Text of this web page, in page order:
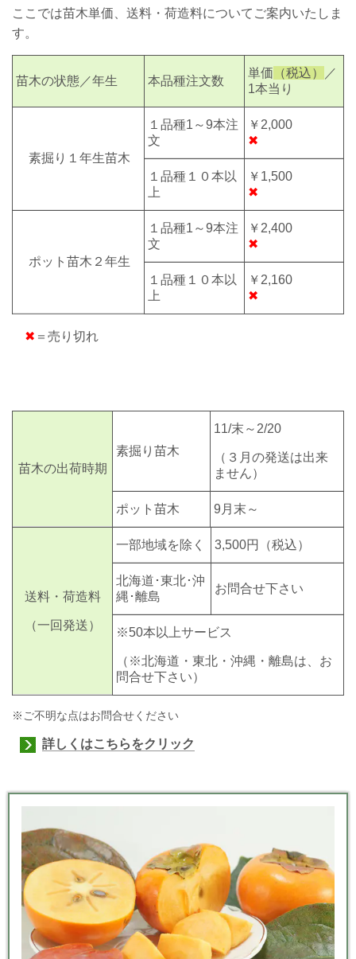
ここでは苗木単価、送料・荷造料についてご案内いたしま
す。
苗木の状態／年生 本品種注文数
単価 （税込）
／
1本当り
素掘り １年生苗木
１品種1～9本注
文
￥2,000
✖
１品種１０本以
上
￥1,500
✖
ポット苗木２年生
１品種1～9本注
文
￥2,400
✖
１品種１０本以
上
￥2,160
✖
✖ ＝売り切れ
苗木の出荷時期
素掘り苗木
11/末～2/20
（３月の発送は出来
ません）
ポット苗木 9月末～
送料・荷造料
（一回発送）
一部地域を除く 3,500円 （税込）
北海道･東北･沖
縄･離島
お問合せ下さい
※50本以上サービス
（※北海道・東北・沖縄・離島は、お
問合せ下さい）
※ご不明な点はお問合せください
詳しくはこちらをクリック